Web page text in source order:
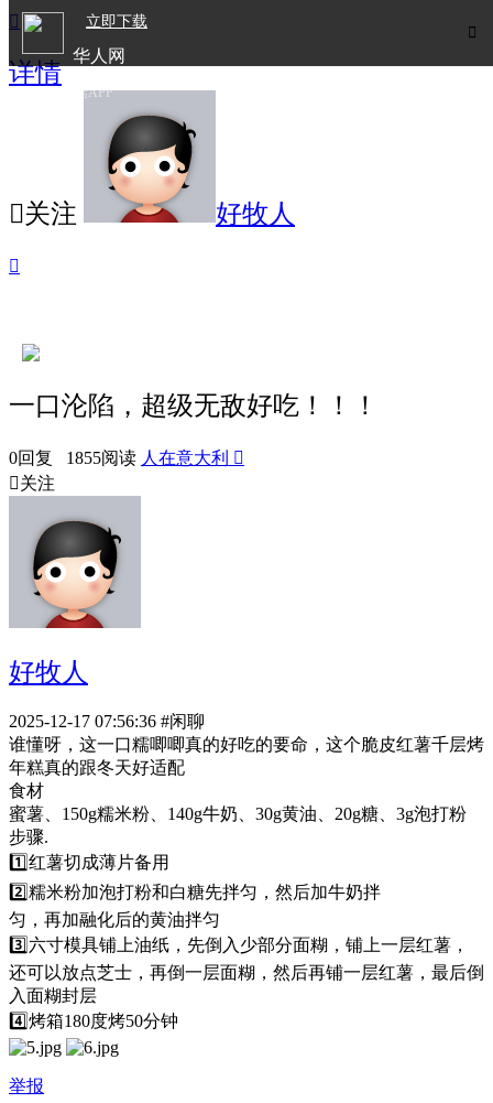

立即下载
华人网
欧洲华人生活APP

详情
关注 好牧人

一口沦陷，超级无敌好吃！！！
0回复 1855阅读 人在意大利 
关注
好牧人
2025-12-17 07:56:36 #闲聊
谁懂呀，这一口糯唧唧真的好吃的要命，这个脆皮红薯千层烤
年糕真的跟冬天好适配
食材
蜜薯、150g糯米粉、140g牛奶、30g黄油、20g糖、3g泡打粉
步骤.
1️⃣红薯切成薄片备用
2️⃣糯米粉加泡打粉和白糖先拌匀，然后加牛奶拌
匀，再加融化后的黄油拌匀
3️⃣六寸模具铺上油纸，先倒入少部分面糊，铺上一层红薯，
还可以放点芝士，再倒一层面糊，然后再铺一层红薯，最后倒
入面糊封层
4️⃣烤箱180度烤50分钟
举报